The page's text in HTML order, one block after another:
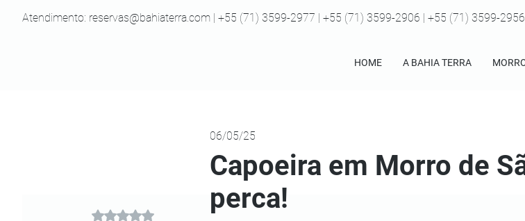
HOME A BAHIA TERRA
Atendimento: reservas@bahiaterra.com | +55 (71) 3599-2977 | +55 (71) 3599-2906 | +55 (71) 3599-
Avaliado com NaN de 5 estrelas.
Capoeira em Morro de
perca!
06/05/25